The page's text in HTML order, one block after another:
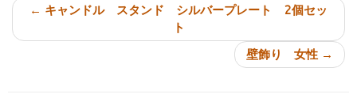
← キャンドル スタンド シルバープレート 2個セッ
ト
壁飾り 女性 →